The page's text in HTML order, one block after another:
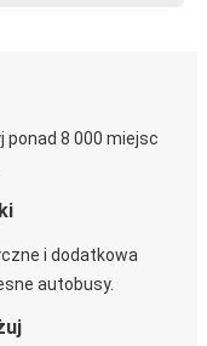
ponad 8 000 miejsc
i dodatkowa
autobusy.